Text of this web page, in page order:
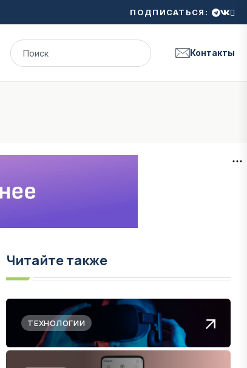
ПОДПИСАТЬСЯ:
Контакты
Читайте также
ТЕХНОЛОГИИ